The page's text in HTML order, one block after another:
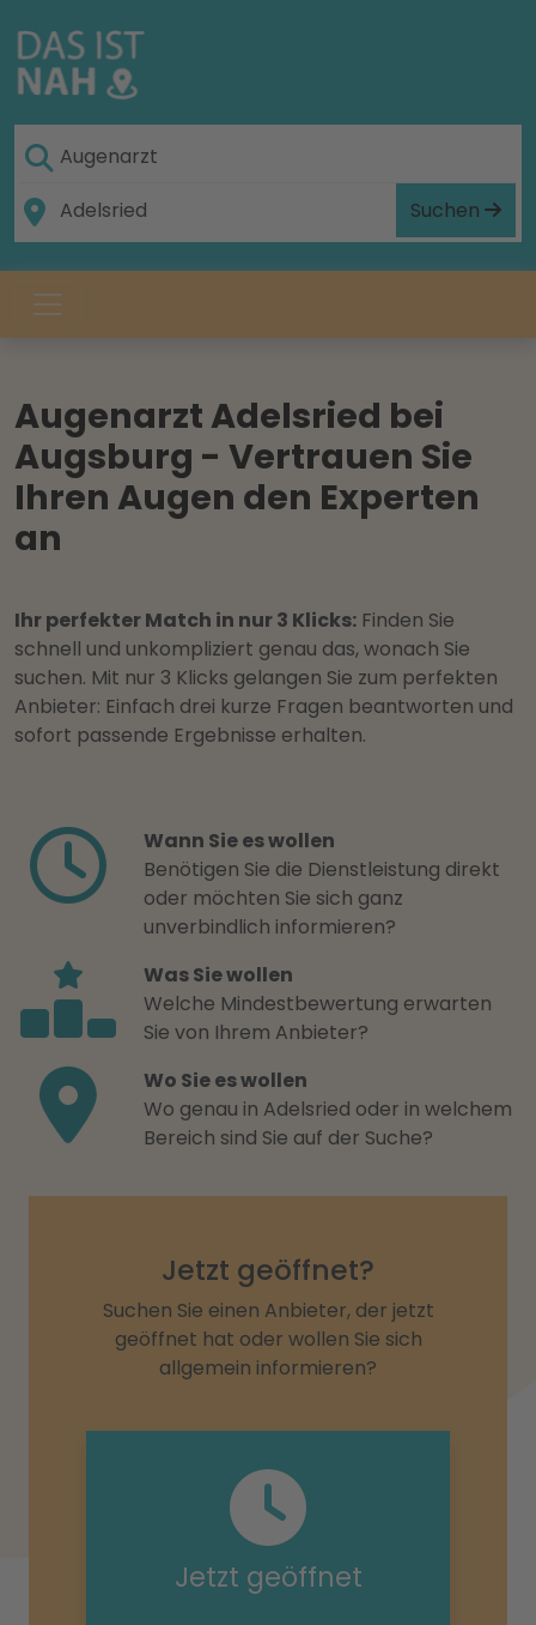
Suchen
Augenarzt Adelsried bei
Augsburg - Vertrauen Sie
Ihren Augen den Experten
an
Ihr perfekter Match in nur 3 Klicks: Finden Sie
schnell und unkompliziert genau das, wonach Sie
suchen. Mit nur 3 Klicks gelangen Sie zum perfekten
Anbieter: Einfach drei kurze Fragen beantworten und
sofort passende Ergebnisse erhalten.
Wann Sie es wollen
Benötigen Sie die Dienstleistung direkt
oder möchten Sie sich ganz
unverbindlich informieren?
Was Sie wollen
Welche Mindestbewertung erwarten
Sie von Ihrem Anbieter?
Wo Sie es wollen
Wo genau in Adelsried oder in welchem
Bereich sind Sie auf der Suche?
Jetzt geöffnet?
Suchen Sie einen Anbieter, der jetzt
geöffnet hat oder wollen Sie sich
allgemein informieren?
Jetzt geöffnet